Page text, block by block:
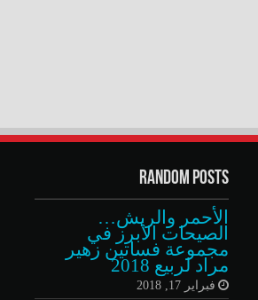
Random Posts
الأحمر والريش…
الصيحات الأبرز في
مجموعة فساتين زهير
مراد لربيع 2018
فبراير 17, 2018